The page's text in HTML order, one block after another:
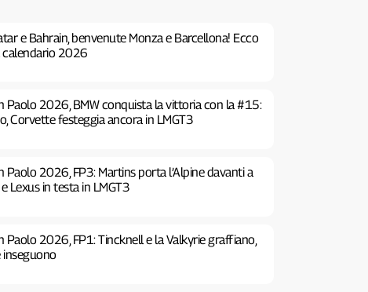
e Bahrain, benvenute Monza e Barcellona! Ecco
calendario 2026
Paolo 2026, BMW conquista la vittoria con la #15:
Corvette festeggia ancora in LMGT3
Paolo 2026, FP3: Martins porta l’Alpine davanti a
Lexus in testa in LMGT3
Paolo 2026, FP1: Tincknell e la Valkyrie graffiano,
inseguono